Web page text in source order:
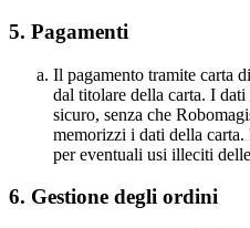
5. Pagamenti
Il pagamento tramite carta
dal titolare della carta. I
sicuro, senza che
memorizzi i dati della carta.
per eventuali usi illeciti
6. Gestione degli ordini